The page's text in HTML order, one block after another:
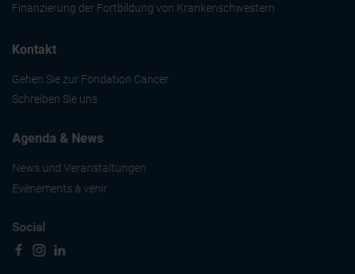
Finanzierung der Fortbildung von Krankenschwestern
Kontakt
Gehen Sie zur Fondation Cancer
Schreiben Sie uns
Agenda & News
News und Veranstaltungen
Evènements à venir
Social